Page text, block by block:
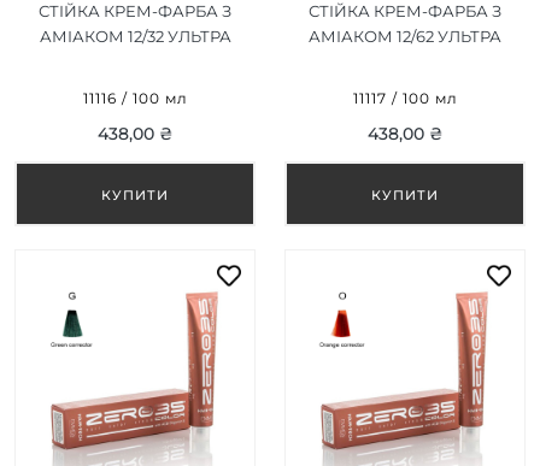
СТІЙКА КРЕМ-ФАРБА З
АМІАКОМ 12/32 УЛЬТРА
SANDY BLONDE 100ML
11116 / 100 мл
438,00 ₴
СТІЙКА КРЕМ-ФАРБА З
АМІАКОМ 12/62 УЛЬТРА
BLONDE 100ML
11117 / 100 мл
438,00 ₴